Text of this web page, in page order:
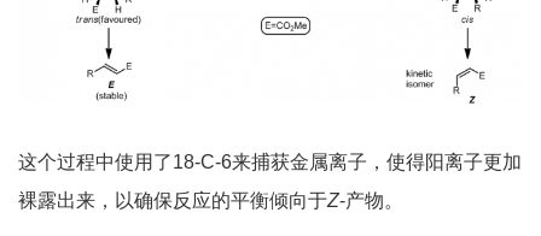
这个过程中使用了18-C-6来捕获金属离子，使得阳离子更加
裸露出来，以确保反应的平衡倾向于Z-产物。